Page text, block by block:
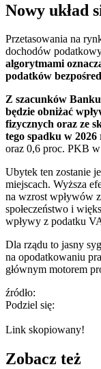
Nowy układ
Przetasowania na
dochodów
algorytmami
podatków
Z szacunków
będzie obniżać
fizycznych oraz ze
tego spadku w
oraz 0,6 proc. PKB w
Ubytek ten zostanie
miejscach. Wyższa
na wzrost wpływów
społeczeństwo i
wpływy z podatku
Dla rządu to jasny
na opodatkowaniu
głównym motorem
źródło:
Podziel się:
Link skopiowany!
Zobacz też